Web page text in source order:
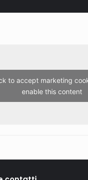
to accept marketing
enable this content